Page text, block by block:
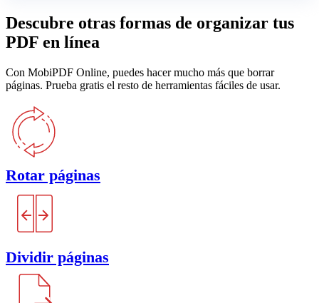
Descubre otras formas de organizar tus
PDF en línea
Con MobiPDF Online, puedes hacer mucho más que borrar
páginas. Prueba gratis el resto de herramientas fáciles de usar.
Rotar páginas
Dividir páginas